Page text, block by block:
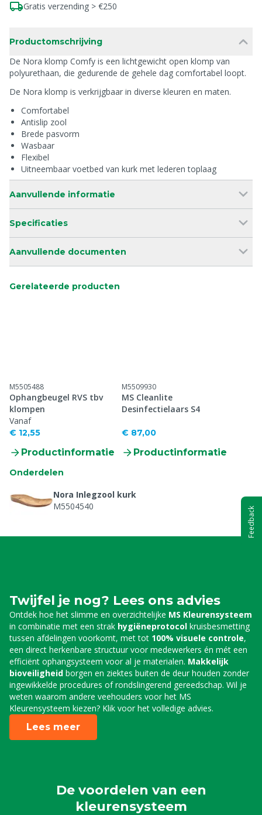
Gratis verzending > €250
Productomschrijving
De Nora klomp Comfy is een lichtgewicht open klomp van
polyurethaan, die gedurende de gehele dag comfortabel loopt.
De Nora klomp is verkrijgbaar in diverse kleuren en maten.
Comfortabel
Antislip zool
Brede pasvorm
Wasbaar
Flexibel
Uitneembaar voetbed van kurk met lederen toplaag
Aanvullende informatie
Specificaties
Aanvullende documenten
Gerelateerde producten
M5505488
Ophangbeugel RVS tbv
klompen
Vanaf
€ 12,55
Productinformatie
M5509930
MS Cleanlite
Desinfectielaars S4
€ 87,00
Productinformatie
Onderdelen
Nora Inlegzool kurk
M5504540
Twijfel je nog? Lees ons advies
Ontdek hoe het slimme en overzichtelijke MS Kleurensysteem
in combinatie met een strak hygiëneprotocol kruisbesmetting
tussen afdelingen voorkomt, met tot 100% visuele controle,
een direct herkenbare structuur voor medewerkers én mét een
efficiënt ophangsysteem voor al je materialen. Makkelijk
bioveiligheid borgen en ziektes buiten de deur houden zonder
ingewikkelde procedures of rondslingerend gereedschap. Wil je
weten waarom andere veehouders voor het MS
Kleurensysteem kiezen? Klik voor het volledige advies.
Lees meer
De voordelen van een
kleurensysteem
Feedback